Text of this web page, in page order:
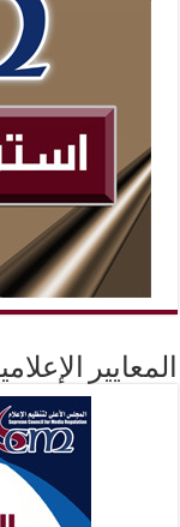
المعايير